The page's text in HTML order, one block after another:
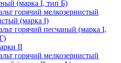
(марка I, тип Б)
горячий мелкозернистый
(марка I)
горячий песчаный (марка I,
II
горячий мелкозернистый